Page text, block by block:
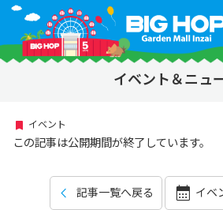
イベント＆ニュ
イベント
この記事は公開期間が終了しています。
記事一覧へ戻る イベ